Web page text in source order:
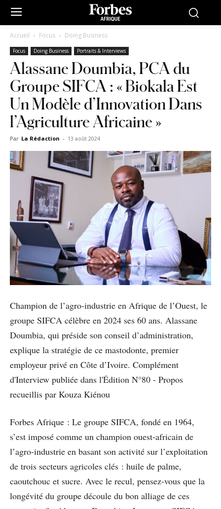
Accueil Focus Doing Business
Focus Doing Business Portraits & Interviews
Alassane Doumbia, PCA du
Groupe SIFCA : « Biokala Est
Un Modèle d’Innovation Dans
l’Agriculture Africaine »
Par La Rédaction - 13 août 2024
Champion de l’agro-industrie en Afrique de l’Ouest, le
groupe SIFCA célèbre en 2024 ses 60 ans. Alassane
Doumbia, qui préside son conseil d’administration,
explique la stratégie de ce mastodonte, premier
employeur privé en Côte d’Ivoire. Complément
d'Interview publiée dans l'Édition N°80 - Propos
recueillis par Kouza Kiénou
Forbes Afrique : Le groupe SIFCA, fondé en 1964,
s’est imposé comme un champion ouest-africain de
l’agro-industrie en basant son activité sur l’exploitation
de trois secteurs agricoles clés : huile de palme,
caoutchouc et sucre. Avec le recul, pensez-vous que la
longévité du groupe découle du bon alliage de ces